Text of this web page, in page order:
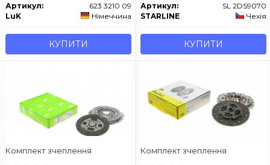
Артикул:
623 3210 09
LuK
Німеччина
КУПИТИ
Артикул:
SL 2DS9070
STARLINE
Чехія
КУПИТИ
Комплект зчеплення Комплект зчеплення